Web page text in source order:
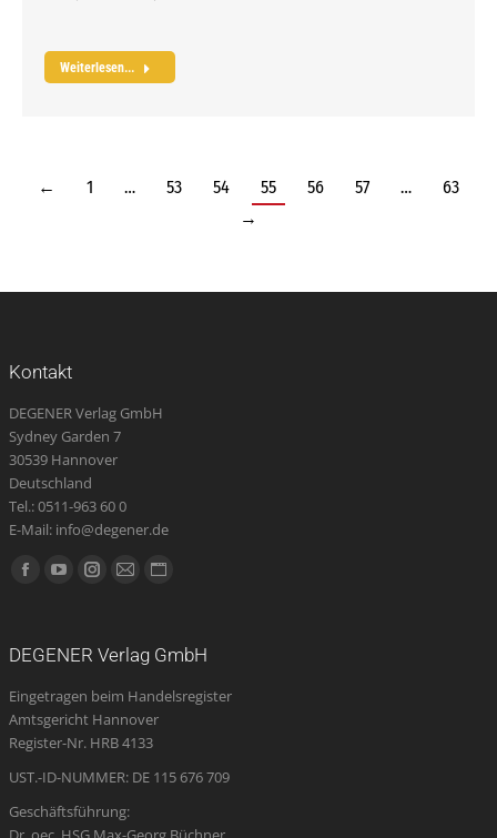
Weiterlesen...
← 1 … 53 54 55 56 57 …
63
→
Kontakt
DEGENER Verlag GmbH
Sydney Garden 7
30539 Hannover
Deutschland
Tel.: 0511-963 60 0
E-Mail: info@degener.de
Finden Sie uns auf:
Facebook
in
new
window
YouTube
in
new
window
Instagram
in
new
window
E-
opens
in
new
window
Website
in
new
DEGENER Verlag GmbH
Eingetragen beim Handelsregister
Amtsgericht Hannover
Register-Nr. HRB 4133
UST.-ID-NUMMER: DE 115 676 709
Geschäftsführung: